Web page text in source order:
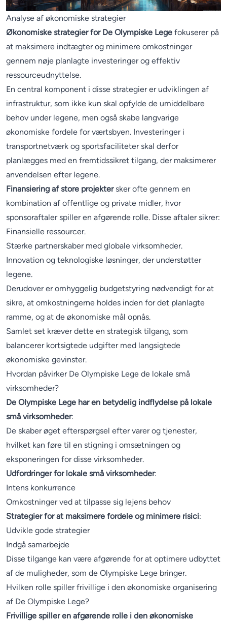
Analyse af økonomiske strategier
Økonomiske strategier for De Olympiske Lege fokuserer på
at maksimere indtægter og minimere omkostninger
gennem nøje planlagte investeringer og effektiv
ressourceudnyttelse.
En central komponent i disse strategier er udviklingen af ​​
infrastruktur, som ikke kun skal opfylde de umiddelbare
behov under legene, men også skabe langvarige
økonomiske fordele for værtsbyen. Investeringer i
transportnetværk og sportsfaciliteter skal derfor
planlægges med en fremtidssikret tilgang, der maksimerer
anvendelsen efter legene.
Finansiering af store projektersker ofte gennem en
kombination af offentlige og private midler, hvor
sponsoraftaler spiller en afgørende rolle. Disse aftaler sikrer:
Finansielle ressourcer.
Stærke partnerskaber med globale virksomheder.
Innovation og teknologiske løsninger, der understøtter
legene.
Derudover er omhyggelig budgetstyring nødvendigt for at
sikre, at omkostningerne holdes inden for det planlagte
ramme, og at de økonomiske mål opnås.
Samlet set kræver dette en strategisk tilgang, som
balancerer kortsigtede udgifter med langsigtede
økonomiske gevinster.
Hvordan påvirker De Olympiske Lege de lokale små
virksomheder?
De Olympiske Lege har en betydelig indflydelse på lokale
små virksomheder:
De skaber øget efterspørgsel efter varer og tjenester,
hvilket kan føre til en stigning i omsætningen og
eksponeringen for disse virksomheder.
Udfordringer for lokale små virksomheder:
Intens konkurrence
Omkostninger ved at tilpasse sig lejens behov
Strategier for at maksimere fordele og minimere risici:
Udvikle gode strategier
Indgå samarbejde
Disse tilgange kan være afgørende for at optimere udbyttet
af de muligheder, som de Olympiske Lege bringer.
Hvilken rolle spiller frivillige i den økonomiske organisering
af De Olympiske Lege?
Frivillige spiller en afgørende rolle i den økonomiske